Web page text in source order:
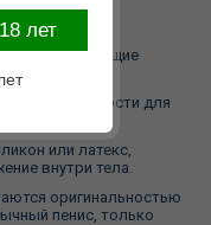
следующие
диаметр полости для
или латекс,
внутри тела.
оригинальностью
пенис, только
лет